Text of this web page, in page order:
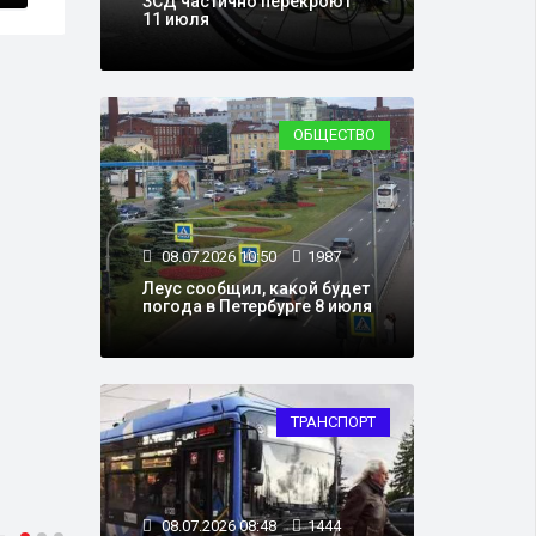
11 июля
ОБЩЕСТВО
08.07.2026 10:50 1987
Леус сообщил, какой будет
погода в Петербурге 8 июля
ТРАНСПОРТ
08.07.2026 08:48 1444